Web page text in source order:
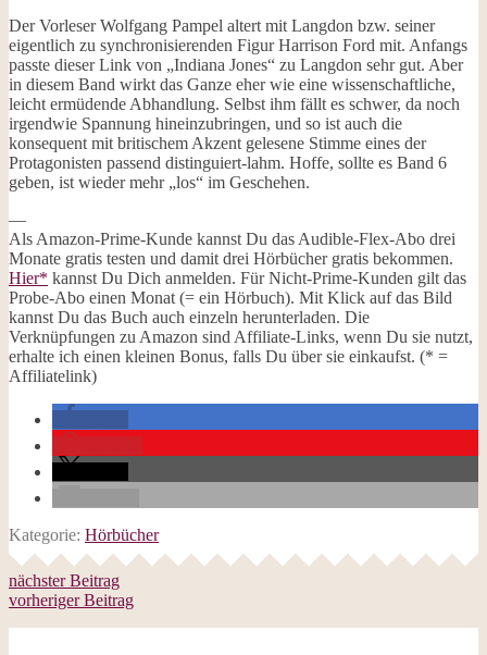
Der Vorleser Wolfgang Pampel altert mit Langdon bzw. seiner
eigentlich zu synchronisierenden Figur Harrison Ford mit. Anfangs
passte dieser Link von „Indiana Jones“ zu Langdon sehr gut. Aber
in diesem Band wirkt das Ganze eher wie eine wissenschaftliche,
leicht ermüdende Abhandlung. Selbst ihm fällt es schwer, da noch
irgendwie Spannung hineinzubringen, und so ist auch die
konsequent mit britischem Akzent gelesene Stimme eines der
Protagonisten passend distinguiert-lahm. Hoffe, sollte es Band 6
geben, ist wieder mehr „los“ im Geschehen.
—
Als Amazon-Prime-Kunde kannst Du das Audible-Flex-Abo drei
Monate gratis testen und damit drei Hörbücher gratis bekommen.
Hier* kannst Du Dich anmelden. Für Nicht-Prime-Kunden gilt das
Probe-Abo einen Monat (= ein Hörbuch). Mit Klick auf das Bild
kannst Du das Buch auch einzeln herunterladen. Die
Verknüpfungen zu Amazon sind Affiliate-Links, wenn Du sie nutzt,
erhalte ich einen kleinen Bonus, falls Du über sie einkaufst. (* =
Affiliatelink)
Kategorie: Hörbücher
nächster Beitrag
vorheriger Beitrag